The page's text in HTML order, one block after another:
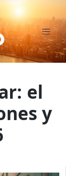
el
y